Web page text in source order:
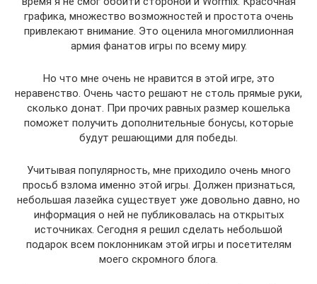
графика, множество возможностей и простота очень
привлекают внимание. Это оценила многомиллионная
армия фанатов игры по всему миру.
Но что мне очень не нравится в этой игре, это
неравенство. Очень часто решают не столь прямые руки,
сколько донат. При прочих равных размер кошелька
поможет получить дополнительные бонусы, которые
будут решающими для победы.
Учитывая популярность, мне приходило очень много
просьб взлома именно этой игры. Должен признаться,
небольшая лазейка существует уже довольно давно, но
информация о ней не публиковалась на открытых
источниках. Сегодня я решил сделать небольшой
подарок всем поклонникам этой игры и посетителям
моего скромного блога.